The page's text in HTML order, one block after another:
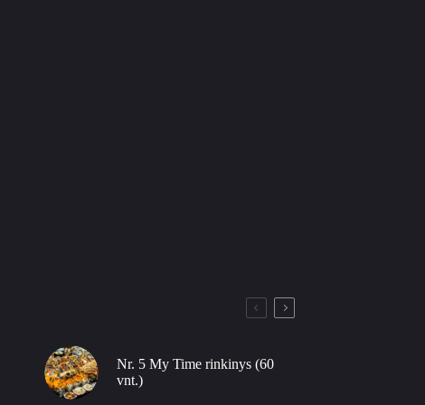
Nr. 5 My Time rinkinys (60
vnt.)